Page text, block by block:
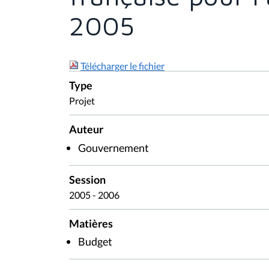
2005
Télécharger le fichier
Type
Projet
Auteur
Gouvernement
Session
2005 - 2006
Matières
Budget